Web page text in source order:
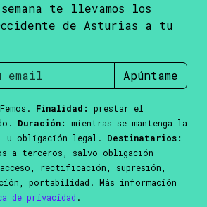
te llevamos los
de Asturias a tu
Apúntame
Finalidad:
prestar el
Duración:
mientras se mantenga la
u obligación legal. Destinatarios:
a terceros, salvo obligación
acceso, rectificación, supresión,
portabilidad. Más información
de privacidad .